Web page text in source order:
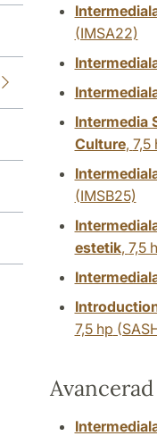
(IMSA22)
Intermedia
Culture, 7,5
(IMSB25)
estetik, 7,5
7,5 hp